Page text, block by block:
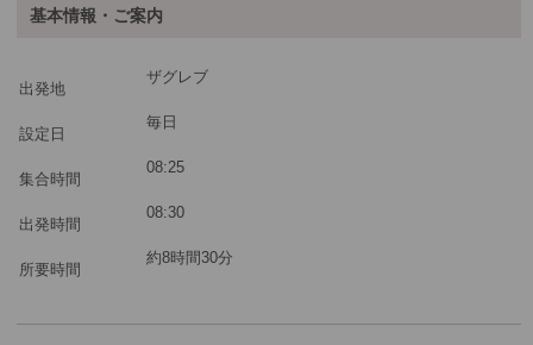
ツアーコード
※料金：大人・子供2歳以上共通
基本情報・ご案内
出発地
ザグレブ
設定日
毎日
集合時間
08:25
出発時間
08:30
所要時間
約8時間30分